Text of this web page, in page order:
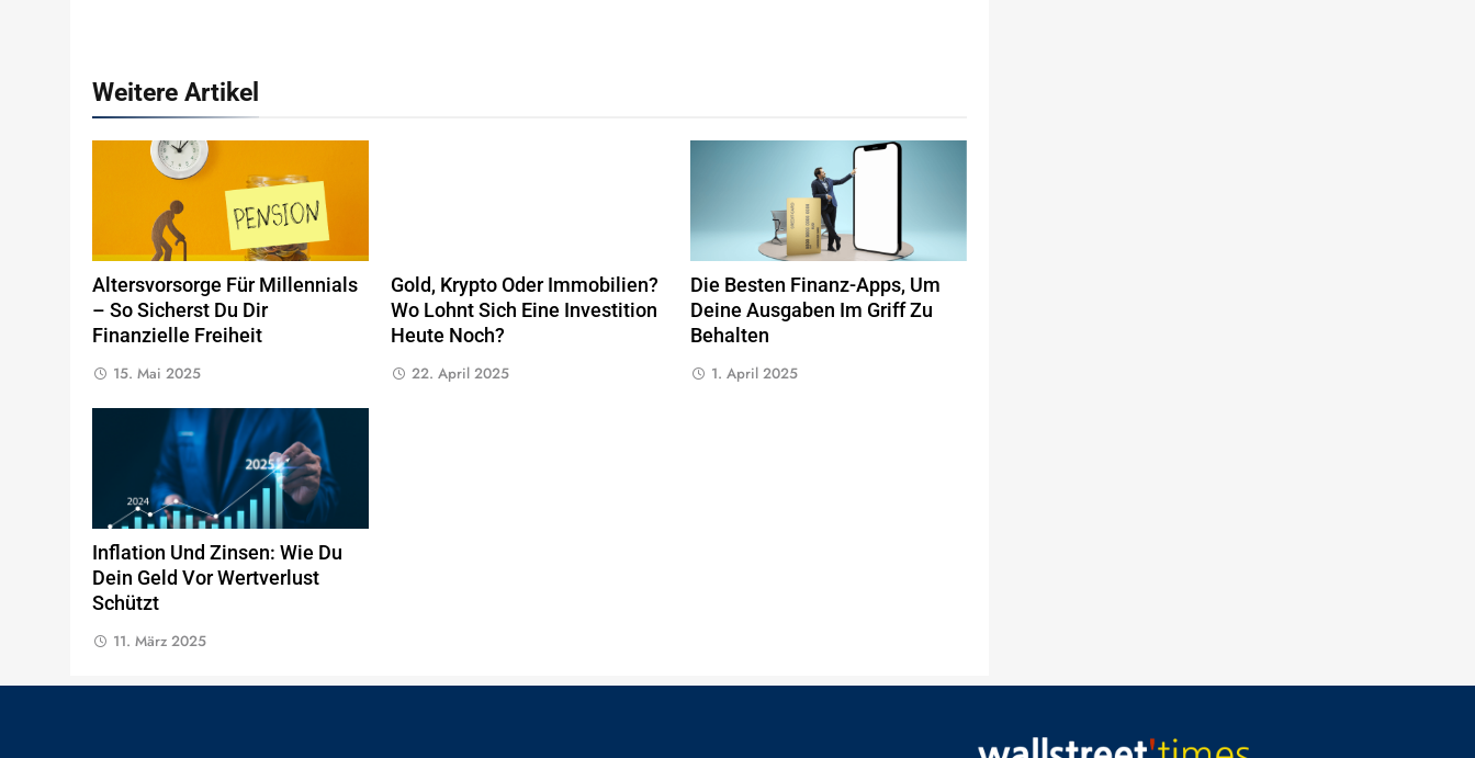
Weitere Artikel
Altersvorsorge Für Millennials
– So Sicherst Du Dir
Finanzielle Freiheit
15. Mai 2025
Gold, Krypto Oder Immobilien?
Wo Lohnt Sich Eine Investition
Heute Noch?
22. April 2025
Die Besten Finanz-Apps, Um
Deine Ausgaben Im Griff Zu
Behalten
1. April 2025
Inflation Und Zinsen: Wie Du
Dein Geld Vor Wertverlust
Schützt
11. März 2025